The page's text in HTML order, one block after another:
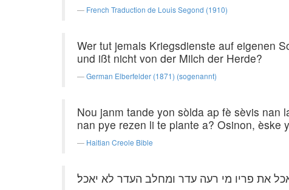
French Traduction de Louis Segond (1910)
Wer tut jemals Kriegsdienste auf eigenen
und ißt nicht von der Milch der Herde?
German Elberfelder (1871) (sogenannt)
Nou janm tande yon sòlda ap fè sèvis nan
nan pye rezen li te plante a? Osinon, èske
Haitian Creole Bible
את פריו מי רעה עדר ומחלב העדר לא יאכל׃